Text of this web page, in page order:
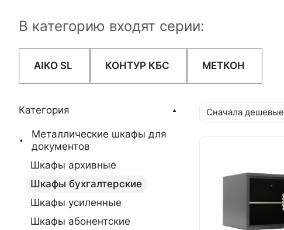
В категорию входят серии:
AIKO SL КОНТУР КБС МЕТКОН
Сначала дешевые
Категория
Металлические шкафы для
документов
Шкафы архивные
Шкафы бухгалтерские
Шкафы усиленные
Шкафы абонентские